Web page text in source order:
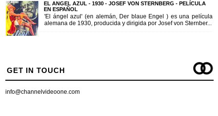
EL ANGEL AZUL - 1930 - JOSEF VON STERNBERG - PELÍCULA
EN ESPAÑOL
'El ángel azul' (en alemán, Der blaue Engel ) es una película
alemana de 1930, producida y dirigida por Josef von Sternber...
GET IN TOUCH
info@channelvideoone.com